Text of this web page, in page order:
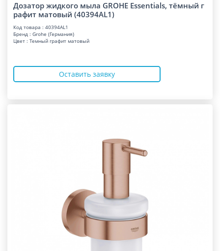
Дозатор жидкого мыла GROHE Essentials, тёмный г
рафит матовый (40394AL1)
Код товара : 40394AL1
Бренд : Grohe (Германия)
Цвет : Темный графит матовый
Оставить заявку